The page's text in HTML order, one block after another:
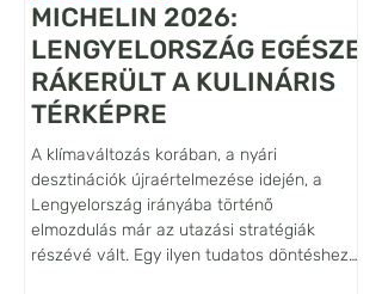
MICHELIN 2026:
LENGYELORSZÁG EGÉSZE
RÁKERÜLT A KULINÁRIS
TÉRKÉPRE
A klímaváltozás korában, a nyári
desztinációk újraértelmezése idején, a
Lengyelország irányába történő
elmozdulás már az utazási stratégiák
részévé vált. Egy ilyen tudatos döntéshez